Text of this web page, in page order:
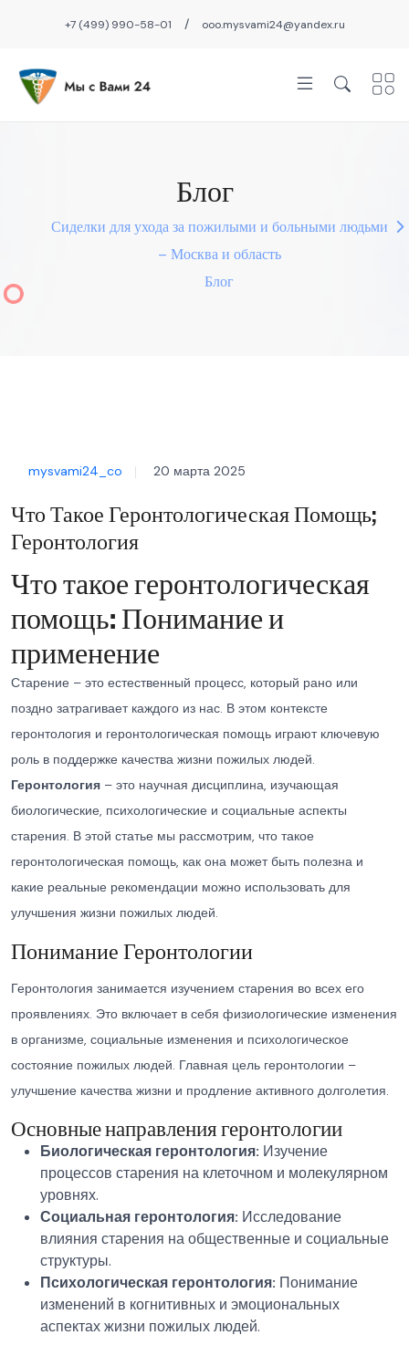
+7 (499) 990-58-01 / ooo.mysvami24@yandex.ru
Блог
Сиделки для ухода за пожилыми и больными людьми
– Москва и область
Блог
mysvami24_co 20 марта 2025
Что Такое Геронтологическая Помощь;
Геронтология
Что такое геронтологическая
помощь: Понимание и
применение
Старение – это естественный процесс, который рано или
поздно затрагивает каждого из нас. В этом контексте
геронтология и геронтологическая помощь играют ключевую
роль в поддержке качества жизни пожилых людей.
Геронтология – это научная дисциплина, изучающая
биологические, психологические и социальные аспекты
старения. В этой статье мы рассмотрим, что такое
геронтологическая помощь, как она может быть полезна и
какие реальные рекомендации можно использовать для
улучшения жизни пожилых людей.
Понимание Геронтологии
Геронтология занимается изучением старения во всех его
проявлениях. Это включает в себя физиологические изменения
в организме, социальные изменения и психологическое
состояние пожилых людей. Главная цель геронтологии –
улучшение качества жизни и продление активного долголетия.
Основные направления геронтологии
Биологическая геронтология: Изучение
процессов старения на клеточном и молекулярном
уровнях.
Социальная геронтология: Исследование
влияния старения на общественные и социальные
структуры.
Психологическая геронтология: Понимание
изменений в когнитивных и эмоциональных
аспектах жизни пожилых людей.